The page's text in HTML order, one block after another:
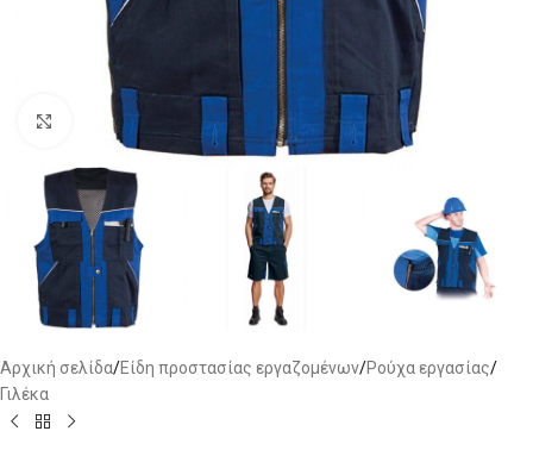
Click to enlarge
Αρχική σελίδα/Είδη προστασίας εργαζομένων/Ρούχα εργασίας/
Γιλέκα